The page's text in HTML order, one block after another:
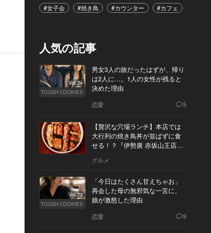
#女子会
#焼き鳥 #カウンター #カフェ
人気の記事
Vol.74
TOUGH COOKIES
男女3人の旅だったはずが、帰り
は2人に…。1人の女性が残ると
決めた理由
恋愛 5
【贅沢な穴場ランチ】本店では
大行列の焼き鳥丼が並ばずに食
せる！？『伊勢廣 赤坂山王店』
グルメ
Vol.73
TOUGH COOKIES
「今日はたくさん甘えちゃお」
再会した母の無邪気な一言に、
娘が激怒した理由
恋愛 9